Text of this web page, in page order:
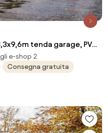
tenda garage, PVC
con statica
cemento) - (68314)
e-shop 2
Consegna gratuita